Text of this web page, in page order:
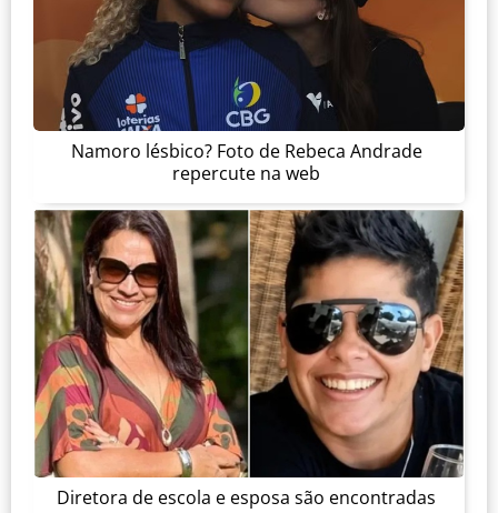
Namoro lésbico? Foto de Rebeca Andrade
repercute na web
Diretora de escola e esposa são encontradas